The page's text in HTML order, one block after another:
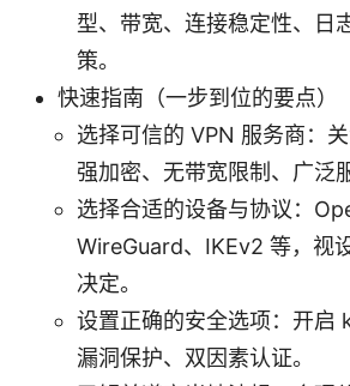
型、带宽、连接稳定性、日
策。
快速指南（一步到位的要点）
选择可信的 VPN 服务商：关
强加密、无带宽限制、广泛
选择合适的设备与协议：
WireGuard、IKEv2 等，视
决定。
设置正确的安全选项：开启
漏洞保护、双因素认证。